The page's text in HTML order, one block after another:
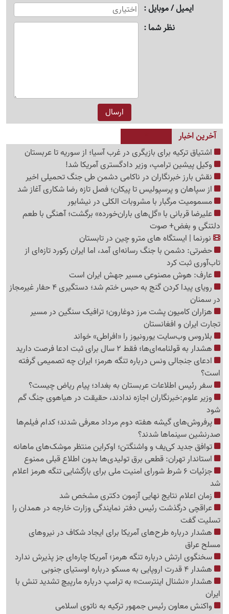
ایمیل / موبایل
نظر شما
آخرین اخبار
اشتیاق ترکیه برای بازیگری در غرب آسیا؛ از سوریه تا عربستان
وکیل پیشین ترامپ، وزیر دادگستری آمریکا شد!
نقش بارز خبرنگاران در ناکامی دشمن طی جنگ تحمیلی اخیر
از سپاهان و پرسپولیس تا پیکان؛ فصل تازه رضا شکاری آغاز شد
مسمومیت مرگبار با مشروبات الکلی در نیشابور
علیرضا قربانی با «گل‌های باران‌خورده» برگشت؛ آهنگی با طعم
دلتنگی و بغض+ صوت
نورنما | ایستگاه های مترو چین در تابستان
حضرتی: دشمن با جنگ رسانه‌ای آمد، اما ایران رکورد تازه‌ای از
تاب‌آوری ثبت کرد
عارف: هوش مصنوعی مسیر جهش ایران است
رویای پیدا کردن گنج به حبس ختم شد؛ دستگیری 4 حفار غیرمجاز
در سمنان
هزاران کامیون پشت مرز دوغارون؛ ترافیک سنگین در مسیر
تجارت ایران و افغانستان
بلاروس وب‌سایت یورونیوز را «افراطی» خواند
هشدار به قولنامه‌ای‌ها؛ فقط 2 سال برای ثبت ادعا فرصت دارید
ادعای جنجالی ونس درباره تنگه هرمز؛ ایران چه تصمیمی گرفته
است؟
سفر رئیس اطلاعات عربستان به بغداد؛ پیام ریاض چیست؟
وزیر علوم:خبرنگاران اجازه ندادند، حقیقت در هیاهوی جنگ گم
شود
پرفروش‌های گیشه هفته دوم مرداد معرفی شدند؛ کدام فیلم‌ها
صدرنشین سینماها شدند؟
توافق جدید کی‌یف و واشنگتن؛ اوکراین منتظر موشک‌های ماهانه
استاندار تهران: قطعی برق تولیدی‌ها بدون اطلاع قبلی ممنوع
جزئیات 6 شرط شورای امنیت ملی برای بازگشایی تنگه هرمز اعلام
شد
زمان اعلام نتایج نهایی آزمون دکتری مشخص شد
عراقچی درگذشت رئیس دفتر نمایندگی وزارت خارجه در همدان را
تسلیت گفت
هشدار درباره طرح‌های آمریکا برای ایجاد شکاف در نیروهای
مسلح عراق
سخنگوی ارتش درباره تنگه هرمز؛ آمریکا چاره‌ای جز پذیرش ندارد
هشدار 4 قدرت اروپایی به مسکو درباره اوستیای جنوبی
هشدار «نشنال اینترست» به ترامپ درباره مارپیچ تشدید تنش با
ایران
واکنش معاون رئیس جمهور ترکیه به ناتوی اسلامی